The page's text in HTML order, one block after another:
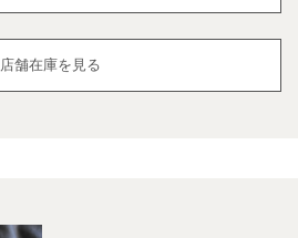
店舗在庫を見る